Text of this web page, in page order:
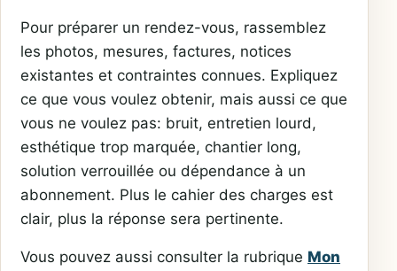
Pour préparer un rendez-vous, rassemblez
les photos, mesures, factures, notices
existantes et contraintes connues. Expliquez
ce que vous voulez obtenir, mais aussi ce que
vous ne voulez pas: bruit, entretien lourd,
esthétique trop marquée, chantier long,
solution verrouillée ou dépendance à un
abonnement. Plus le cahier des charges est
clair, plus la réponse sera pertinente.
Vous pouvez aussi consulter la rubrique Mon